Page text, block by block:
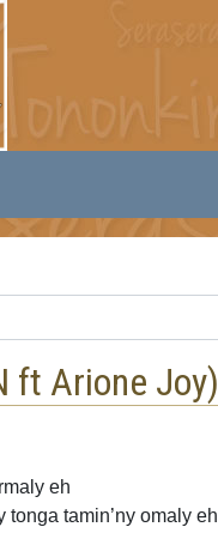
ft Arione Joy)
eh
tonga tamin’ny omaly eh